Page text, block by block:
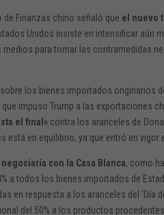
Finanzas chino señaló que el nuevo
Unidos insiste en intensificar
para tomar las contramedidas
los bienes importados originarios
impuso Trump a las exportaciones
el final» contra los aranceles de
en equilibrio, ya que entró en vigor
con la Casa Blanca, como
a todos los bienes importados de
en respuesta a los aranceles del ‘Día
del 50% a los productos